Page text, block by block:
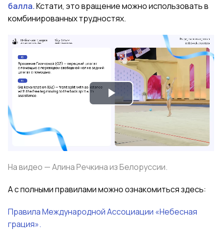
балла.Кстати, это вращение можно использовать в
комбинированных трудностях.
Play
Video
На видео — Алина Речкина из Белоруссии.
А с полнымиправилами можно ознакомиться здесь:
Правила Международной Ассоциации «Небесная
грация».